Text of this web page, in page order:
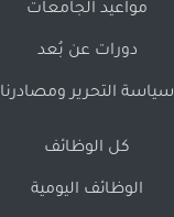
مواعيد الجامعات
دورات عن بُعد
سياسة التحرير ومصادرنا
كل الوظائف
الوظائف اليومية